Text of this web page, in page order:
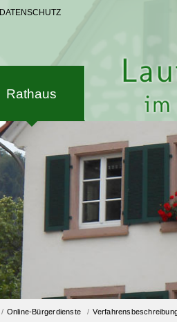
DATENSCHUTZ
Rathaus
/ Online-Bürgerdienste /